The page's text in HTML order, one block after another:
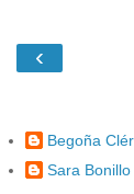
‹
Begoña
Sara Bonillo